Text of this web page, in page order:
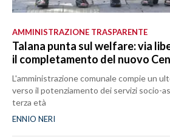
AMMINISTRAZIONE TRASPARENTE
Talana punta sul welfare: via
il completamento del nuovo
L'amministrazione comunale compie un
verso il potenziamento dei servizi socio-
terza età
ENNIO NERI